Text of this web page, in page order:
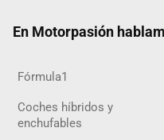
En Motorpasión
Fórmula1
Coches híbridos y
enchufables